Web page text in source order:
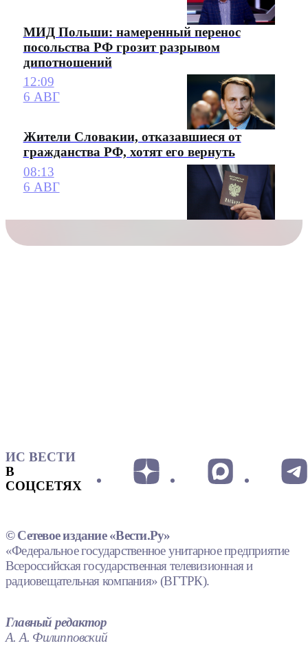
МИД Польши: намеренный перенос
посольства РФ грозит разрывом
дипотношений
12:09
6 АВГ
Жители Словакии, отказавшиеся от
гражданства РФ, хотят его вернуть
08:13
6 АВГ
ИС ВЕСТИ
В
СОЦСЕТЯХ
© Сетевое издание «Вести.Ру»
«Федеральное государственное унитарное предприятие
Всероссийская государственная телевизионная и
радиовещательная компания» (ВГТРК).
Главный редактор
А. А. Филипповский